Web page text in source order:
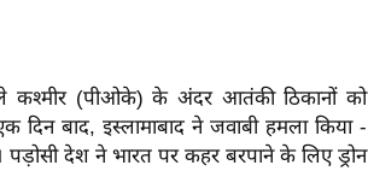
कश्मीर (पीओके) के अंदर आतंकी ठिकानों को
बाद, इस्लामाबाद ने जवाबी हमला किया -
पड़ोसी देश ने भारत पर कहर बरपाने ​​के लिए ड्रोन